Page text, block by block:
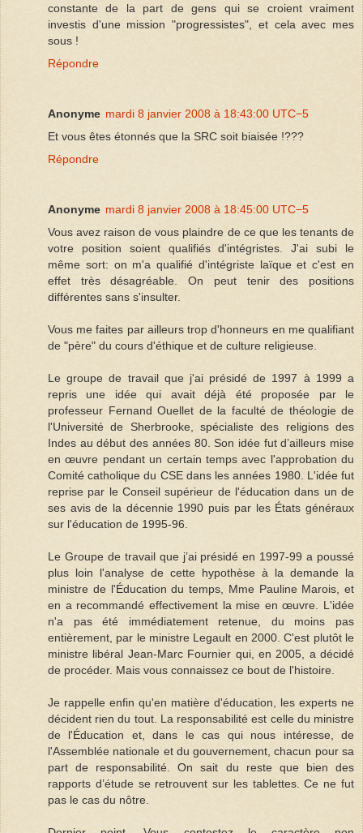
constante de la part de gens qui se croient vraiment
investis d'une mission "progressistes", et cela avec mes
sous !
Répondre
Anonyme mardi 8 janvier 2008 à 18:43:00 UTC−5
Et vous êtes étonnés que la SRC soit biaisée !???
Répondre
Anonyme mardi 8 janvier 2008 à 18:45:00 UTC−5
Vous avez raison de vous plaindre de ce que les tenants de
votre position soient qualifiés d'intégristes. J'ai subi le
même sort: on m'a qualifié d'intégriste laïque et c'est en
effet très désagréable. On peut tenir des positions
différentes sans s'insulter.
Vous me faites par ailleurs trop d'honneurs en me qualifiant
de "père" du cours d'éthique et de culture religieuse.
Le groupe de travail que j'ai présidé de 1997 à 1999 a
repris une idée qui avait déjà été proposée par le
professeur Fernand Ouellet de la faculté de théologie de
l'Université de Sherbrooke, spécialiste des religions des
Indes au début des années 80. Son idée fut d’ailleurs mise
en œuvre pendant un certain temps avec l'approbation du
Comité catholique du CSE dans les années 1980. L'idée fut
reprise par le Conseil supérieur de l'éducation dans un de
ses avis de la décennie 1990 puis par les États généraux
sur l'éducation de 1995-96.
Le Groupe de travail que j’ai présidé en 1997-99 a poussé
plus loin l'analyse de cette hypothèse à la demande la
ministre de l'Éducation du temps, Mme Pauline Marois, et
en a recommandé effectivement la mise en œuvre. L'idée
n'a pas été immédiatement retenue, du moins pas
entièrement, par le ministre Legault en 2000. C'est plutôt le
ministre libéral Jean-Marc Fournier qui, en 2005, a décidé
de procéder. Mais vous connaissez ce bout de l'histoire.
Je rappelle enfin qu'en matière d'éducation, les experts ne
décident rien du tout. La responsabilité est celle du ministre
de l'Éducation et, dans le cas qui nous intéresse, de
l'Assemblée nationale et du gouvernement, chacun pour sa
part de responsabilité. On sait du reste que bien des
rapports d’étude se retrouvent sur les tablettes. Ce ne fut
pas le cas du nôtre.